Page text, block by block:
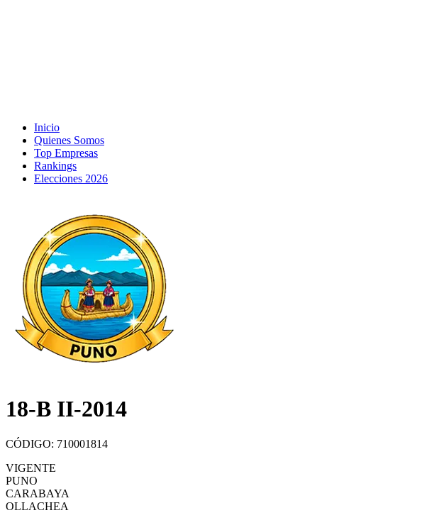
Inicio
Quienes Somos
Top Empresas
Rankings
Elecciones 2026
18-B II-2014
CÓDIGO: 710001814
VIGENTE
PUNO
CARABAYA
OLLACHEA